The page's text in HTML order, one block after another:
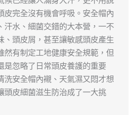
皮完全沒有機會呼吸。安全帽內
汗水、細菌交錯的大本營，一不
、頭皮屑，甚至讓敏感頭皮產生
然有制定工地健康安全規範，但
是忽略了日常頭皮養護的重要
洗安全帽內襯、天氣濕又悶才想
頭皮細菌滋生防治成了一大挑